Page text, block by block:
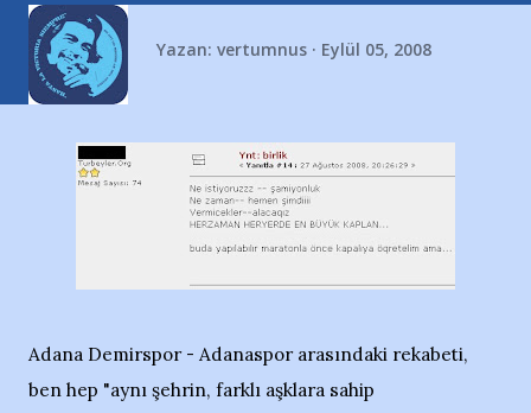
Yazan: vertumnus Eylül 05, 2008
Adana Demirspor - Adanaspor arasındaki rekabeti,
ben hep "aynı şehrin, farklı aşklara sahip